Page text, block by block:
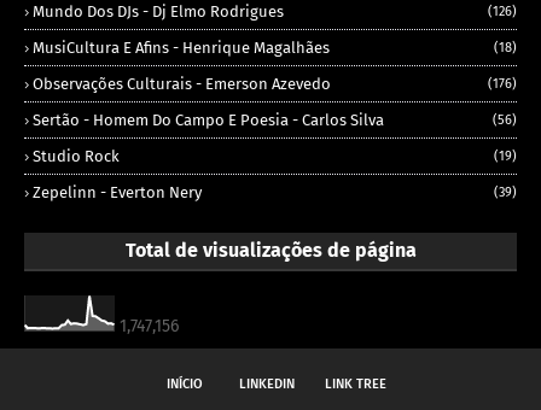
Mundo Dos DJs - Dj Elmo Rodrigues (126)
MusiCultura E Afins - Henrique Magalhães (18)
Observações Culturais - Emerson Azevedo (176)
Sertão - Homem Do Campo E Poesia - Carlos Silva (56)
Studio Rock (19)
Zepelinn - Everton Nery (39)
Total de visualizações de página
1,747,156
INÍCIO LINKEDIN LINK TREE